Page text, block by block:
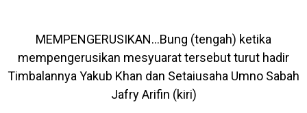
MEMPENGERUSIKAN…Bung (tengah) ketika
mempengerusikan mesyuarat tersebut turut hadir
Timbalannya Yakub Khan dan Setaiusaha Umno Sabah
Jafry Arifin (kiri)